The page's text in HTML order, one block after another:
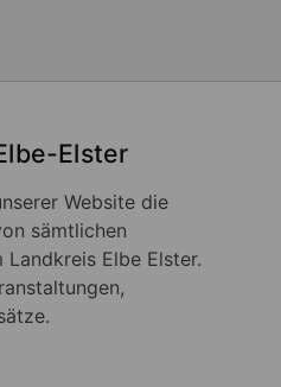
Elster
Website die
sämtlichen
Elbe Elster.